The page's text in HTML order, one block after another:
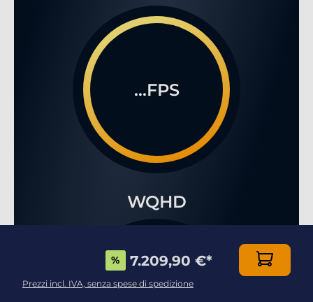
...FPS
WQHD
% 7.209,90 €*
Prezzi incl. IVA, senza spese di spedizione